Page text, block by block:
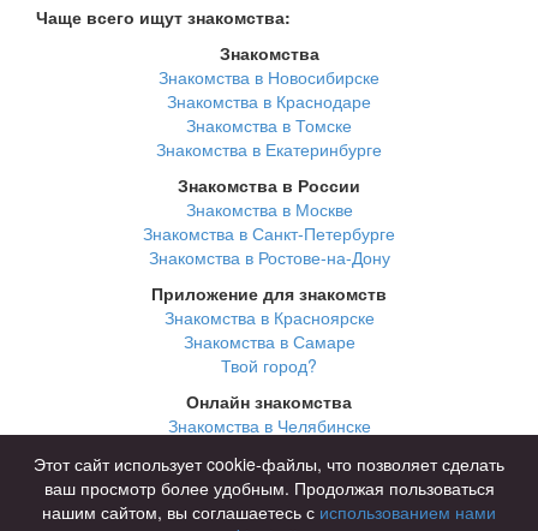
Чаще всего ищут знакомства:
Знакомства
Знакомства в Новосибирске
Знакомства в Краснодаре
Знакомства в Томске
Знакомства в Екатеринбурге
Знакомства в России
Знакомства в Москве
Знакомства в Санкт-Петербурге
Знакомства в Ростове-на-Дону
Приложение для знакомств
Знакомства в Красноярске
Знакомства в Самаре
Твой город?
Онлайн знакомства
Знакомства в Челябинске
Знакомства в Нижнем Новгороде
Этот сайт использует cookie-файлы, что позволяет сделать
ваш просмотр более удобным. Продолжая пользоваться
нашим сайтом, вы соглашаетесь с использованием нами